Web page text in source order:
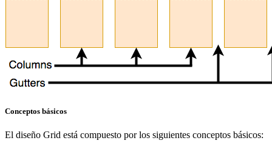
Conceptos básicos
El diseño Grid está compuesto por los siguientes conceptos básicos: